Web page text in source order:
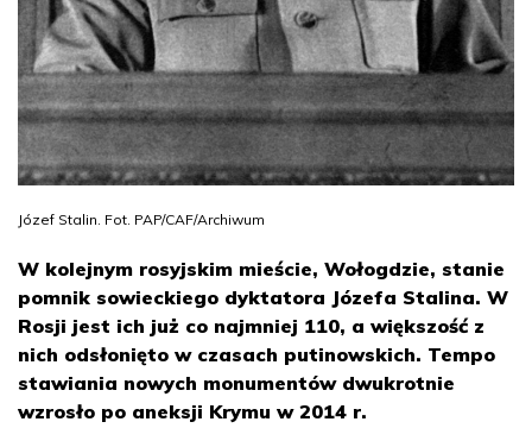
Józef Stalin. Fot. PAP/CAF/Archiwum
W kolejnym rosyjskim mieście, Wołogdzie, stanie
pomnik sowieckiego dyktatora Józefa Stalina. W
Rosji jest ich już co najmniej 110, a większość z
nich odsłonięto w czasach putinowskich. Tempo
stawiania nowych monumentów dwukrotnie
wzrosło po aneksji Krymu w 2014 r.